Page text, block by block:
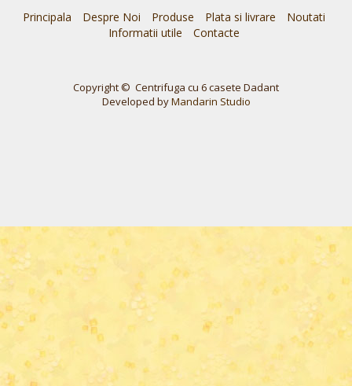
Principala Despre Noi Produse Plata si livrare
Noutati
Informatii utile
Contacte
Copyright © Centrifuga cu 6 casete Dadant
Developed byMandarin Studio